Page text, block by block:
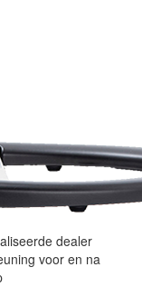
dealer
voor en na